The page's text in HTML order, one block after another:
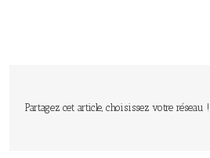
Partagez cet article, choisissez votre réseau !